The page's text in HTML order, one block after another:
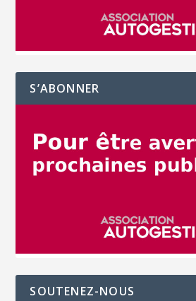
S’ABONNER
SOUTENEZ-NOUS